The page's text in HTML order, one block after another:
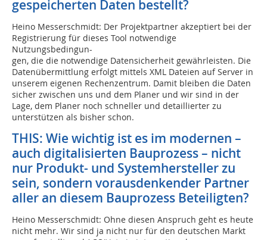
gespeicherten Daten bestellt?
Heino Messerschmidt: Der Projektpartner akzeptiert bei der
Registrierung für dieses Tool notwendige
Nutzungsbedingun-
gen, die die notwendige Datensicherheit gewährleisten. Die
Datenübermittlung erfolgt mittels XML Dateien auf Server in
unserem eigenen Rechenzentrum. Damit bleiben die Daten
sicher zwischen uns und dem Planer und wir sind in der
Lage, dem Planer noch schneller und detaillierter zu
unterstützen als bisher schon.
THIS: Wie wichtig ist es im modernen –
auch digitalisierten Bauprozess – nicht
nur Produkt- und Systemhersteller zu
sein, sondern vorausdenkender Partner
aller an diesem Bauprozess Beteiligten?
Heino Messerschmidt: Ohne diesen Anspruch geht es heute
nicht mehr. Wir sind ja nicht nur für den deutschen Markt